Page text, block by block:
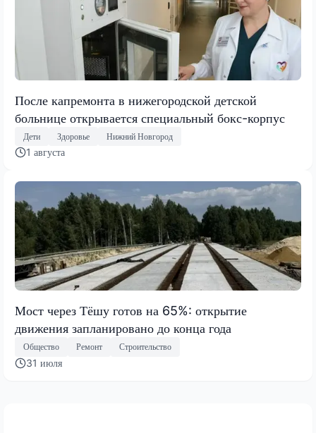
После капремонта в нижегородской детской
больнице открывается специальный бокс-корпус
Дети Здоровье Нижний Новгород
1 августа
Мост через Тёшу готов на 65%: открытие
движения запланировано до конца года
Общество Ремонт Строительство
31 июля